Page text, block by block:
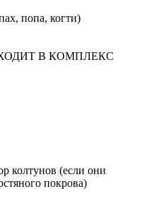
попа, когти)
В КОМПЛЕКС
колтунов (если они
покрова)